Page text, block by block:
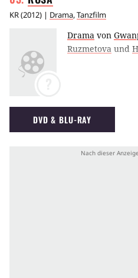
KR(2012) | Drama,Tanzfilm
Drama von
Ruzmetova und
DVD & BLU-RAY